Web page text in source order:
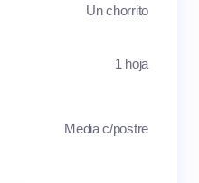
Un chorrito
1 hoja
Media c/postre